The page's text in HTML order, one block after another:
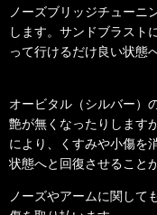
ノーズブリッジチューニ
します。サンドブラスト
って行けるだけ良い状態
オービタル（シルバー）
艶が無くなったりします
により、くすみや小傷を
状態へと回復させること
ノーズやアームに関して